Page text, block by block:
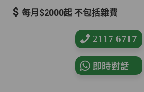
每月$2000起 不包括雜費
2117 6717
即時對話